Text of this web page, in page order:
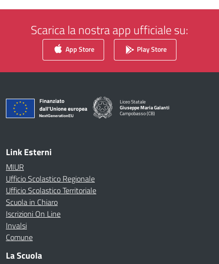
Scarica la nostra app ufficiale su:
App Store Play Store
Liceo Statale
Giuseppe Maria Galanti
Campobasso (CB)
— Visita la pagina iniziale della scuola
Link Esterni
MIUR
Ufficio Scolastico Regionale
Ufficio Scolastico Territoriale
Scuola in Chiaro
Iscrizioni On Line
Invalsi
Comune
La Scuola